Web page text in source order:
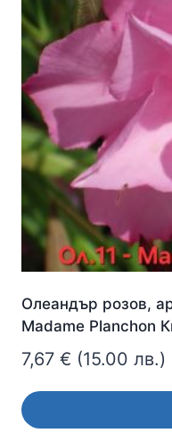
The
options
may
be
chosen
on
the
product
page
Олеандър розов,
Madame Planchon
7,67 € (15.00 лв.)